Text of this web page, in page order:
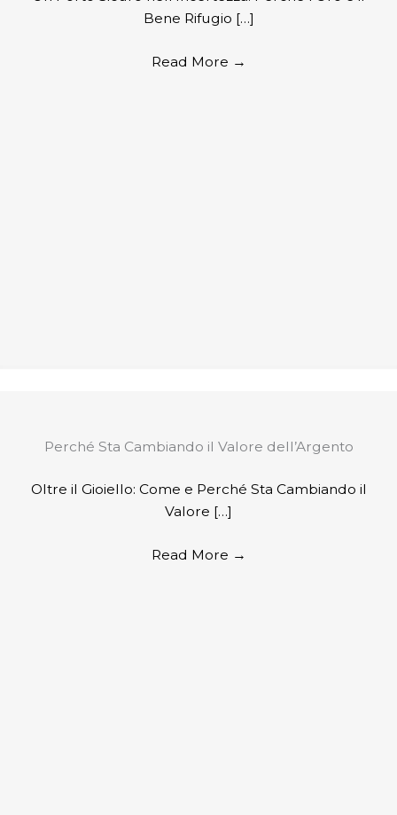
Bene Rifugio […]
Read More →
Perché Sta Cambiando il Valore dell’Argento
Oltre il Gioiello: Come e Perché Sta Cambiando il
Valore […]
Read More →